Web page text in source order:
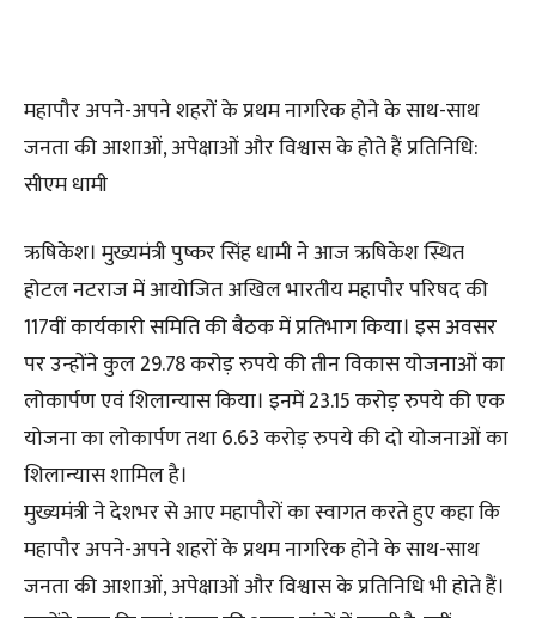
महापौर अपने-अपने शहरों के प्रथम नागरिक होने के साथ-साथ
जनता की आशाओं, अपेक्षाओं और विश्वास के होते हैं प्रतिनिधि:
सीएम धामी
ऋषिकेश। मुख्यमंत्री पुष्कर सिंह धामी ने आज ऋषिकेश स्थित
होटल नटराज में आयोजित अखिल भारतीय महापौर परिषद की
117वीं कार्यकारी समिति की बैठक में प्रतिभाग किया। इस अवसर
पर उन्होंने कुल 29.78 करोड़ रुपये की तीन विकास योजनाओं का
लोकार्पण एवं शिलान्यास किया। इनमें 23.15 करोड़ रुपये की एक
योजना का लोकार्पण तथा 6.63 करोड़ रुपये की दो योजनाओं का
शिलान्यास शामिल है।
मुख्यमंत्री ने देशभर से आए महापौरों का स्वागत करते हुए कहा कि
महापौर अपने-अपने शहरों के प्रथम नागरिक होने के साथ-साथ
जनता की आशाओं, अपेक्षाओं और विश्वास के प्रतिनिधि भी होते हैं।